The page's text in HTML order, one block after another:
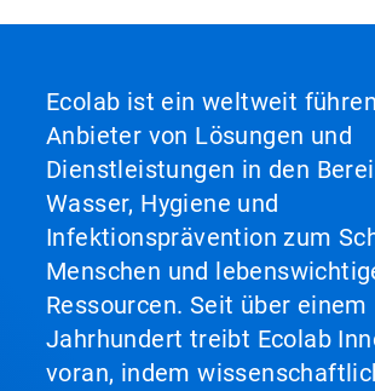
Ecolab ist ein weltweit
Anbieter von Lösungen und
Dienstleistungen in den
Wasser, Hygiene und
Infektionsprävention zum
Menschen und
Ressourcen. Seit über einem
Jahrhundert treibt Ecolab
voran, indem